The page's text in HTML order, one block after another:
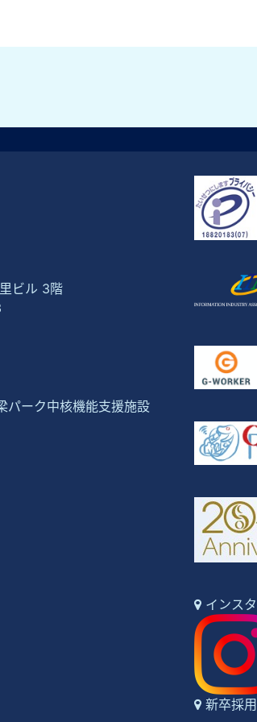
ビル 3階
ーク中核機能支援施設
インス
新卒採